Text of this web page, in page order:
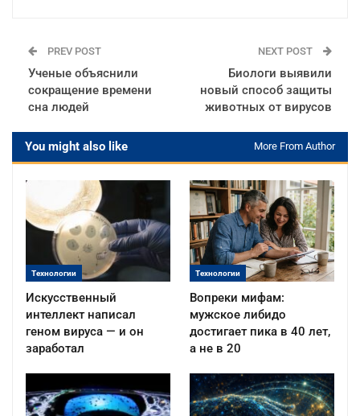
PREV POST
Ученые объяснили
сокращение времени
сна людей
NEXT POST
Биологи выявили
новый способ защиты
животных от вирусов
You might also like More From Author
Технологии
Искусственный
интеллект написал
геном вируса — и он
заработал
Технологии
Вопреки мифам:
мужское либидо
достигает пика в 40 лет,
а не в 20